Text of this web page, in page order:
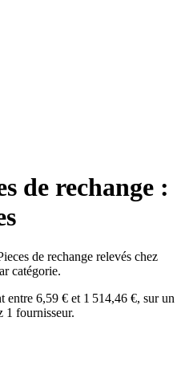
de rechange :
de rechange relevés chez
catégorie.
entre 6,59 € et 1 514,46 €, sur un
1 fournisseur.